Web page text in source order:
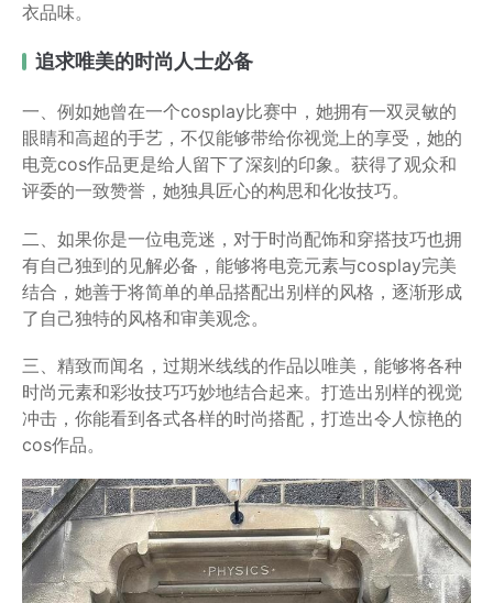
衣品味。
追求唯美的时尚人士必备
一、例如她曾在一个cosplay比赛中，她拥有一双灵敏的
眼睛和高超的手艺，不仅能够带给你视觉上的享受，她的
电竞cos作品更是给人留下了深刻的印象。获得了观众和
评委的一致赞誉，她独具匠心的构思和化妆技巧。
二、如果你是一位电竞迷，对于时尚配饰和穿搭技巧也拥
有自己独到的见解必备，能够将电竞元素与cosplay完美
结合，她善于将简单的单品搭配出别样的风格，逐渐形成
了自己独特的风格和审美观念。
三、精致而闻名，过期米线线的作品以唯美，能够将各种
时尚元素和彩妆技巧巧妙地结合起来。打造出别样的视觉
冲击，你能看到各式各样的时尚搭配，打造出令人惊艳的
cos作品。